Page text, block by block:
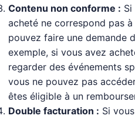
Contenu non conforme :
acheté ne correspond pas
pouvez faire une demande
exemple, si vous avez
regarder des événements
vous ne pouvez pas
êtes éligible à un
Double facturation : Si